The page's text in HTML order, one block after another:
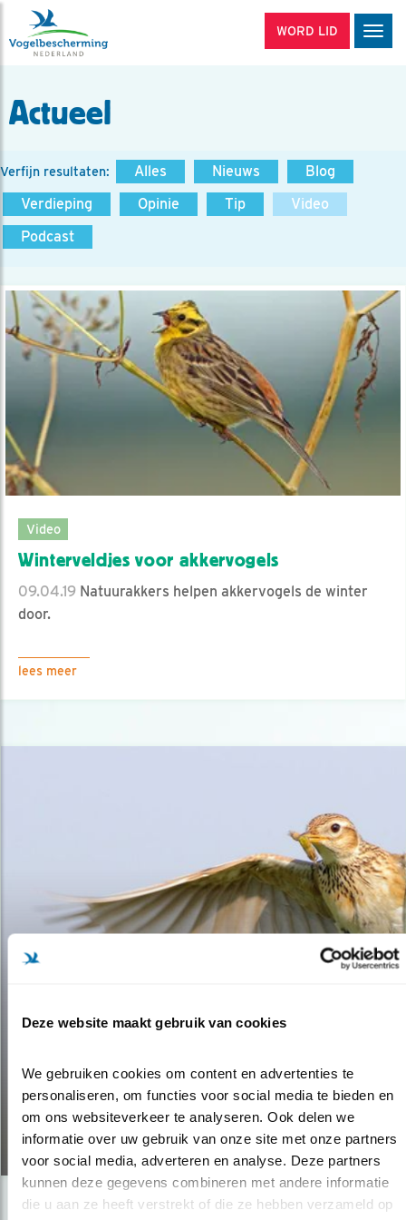
Deze website maakt gebruik van cookies
We gebruiken cookies om content en advertenties te
personaliseren, om functies voor social media te bieden en
om ons websiteverkeer te analyseren. Ook delen we
informatie over uw gebruik van onze site met onze partners
voor social media, adverteren en analyse. Deze partners
kunnen deze gegevens combineren met andere informatie
die u aan ze heeft verstrekt of die ze hebben verzameld op
WORD LID
Actueel
Verfijn resultaten: Alles Nieuws
Blog
Verdieping
Opinie Tip
Video
Podcast
Video
Winterveldjes voor akkervogels
09.04.19 Natuurakkers helpen akkervogels de winter
door.
lees meer
ORANJE VELDEN FUNEST VOOR
BIODIVERSITEIT
08.04.19